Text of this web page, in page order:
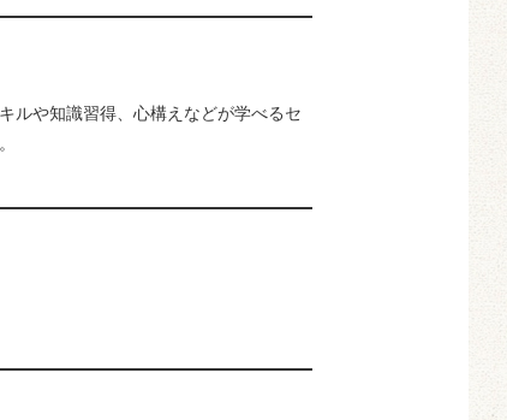
ルや知識習得、心構えなどが学べるセ